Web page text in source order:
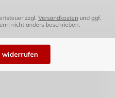
zzgl. Versandkosten und ggf.
nicht anders beschrieben.
widerrufen